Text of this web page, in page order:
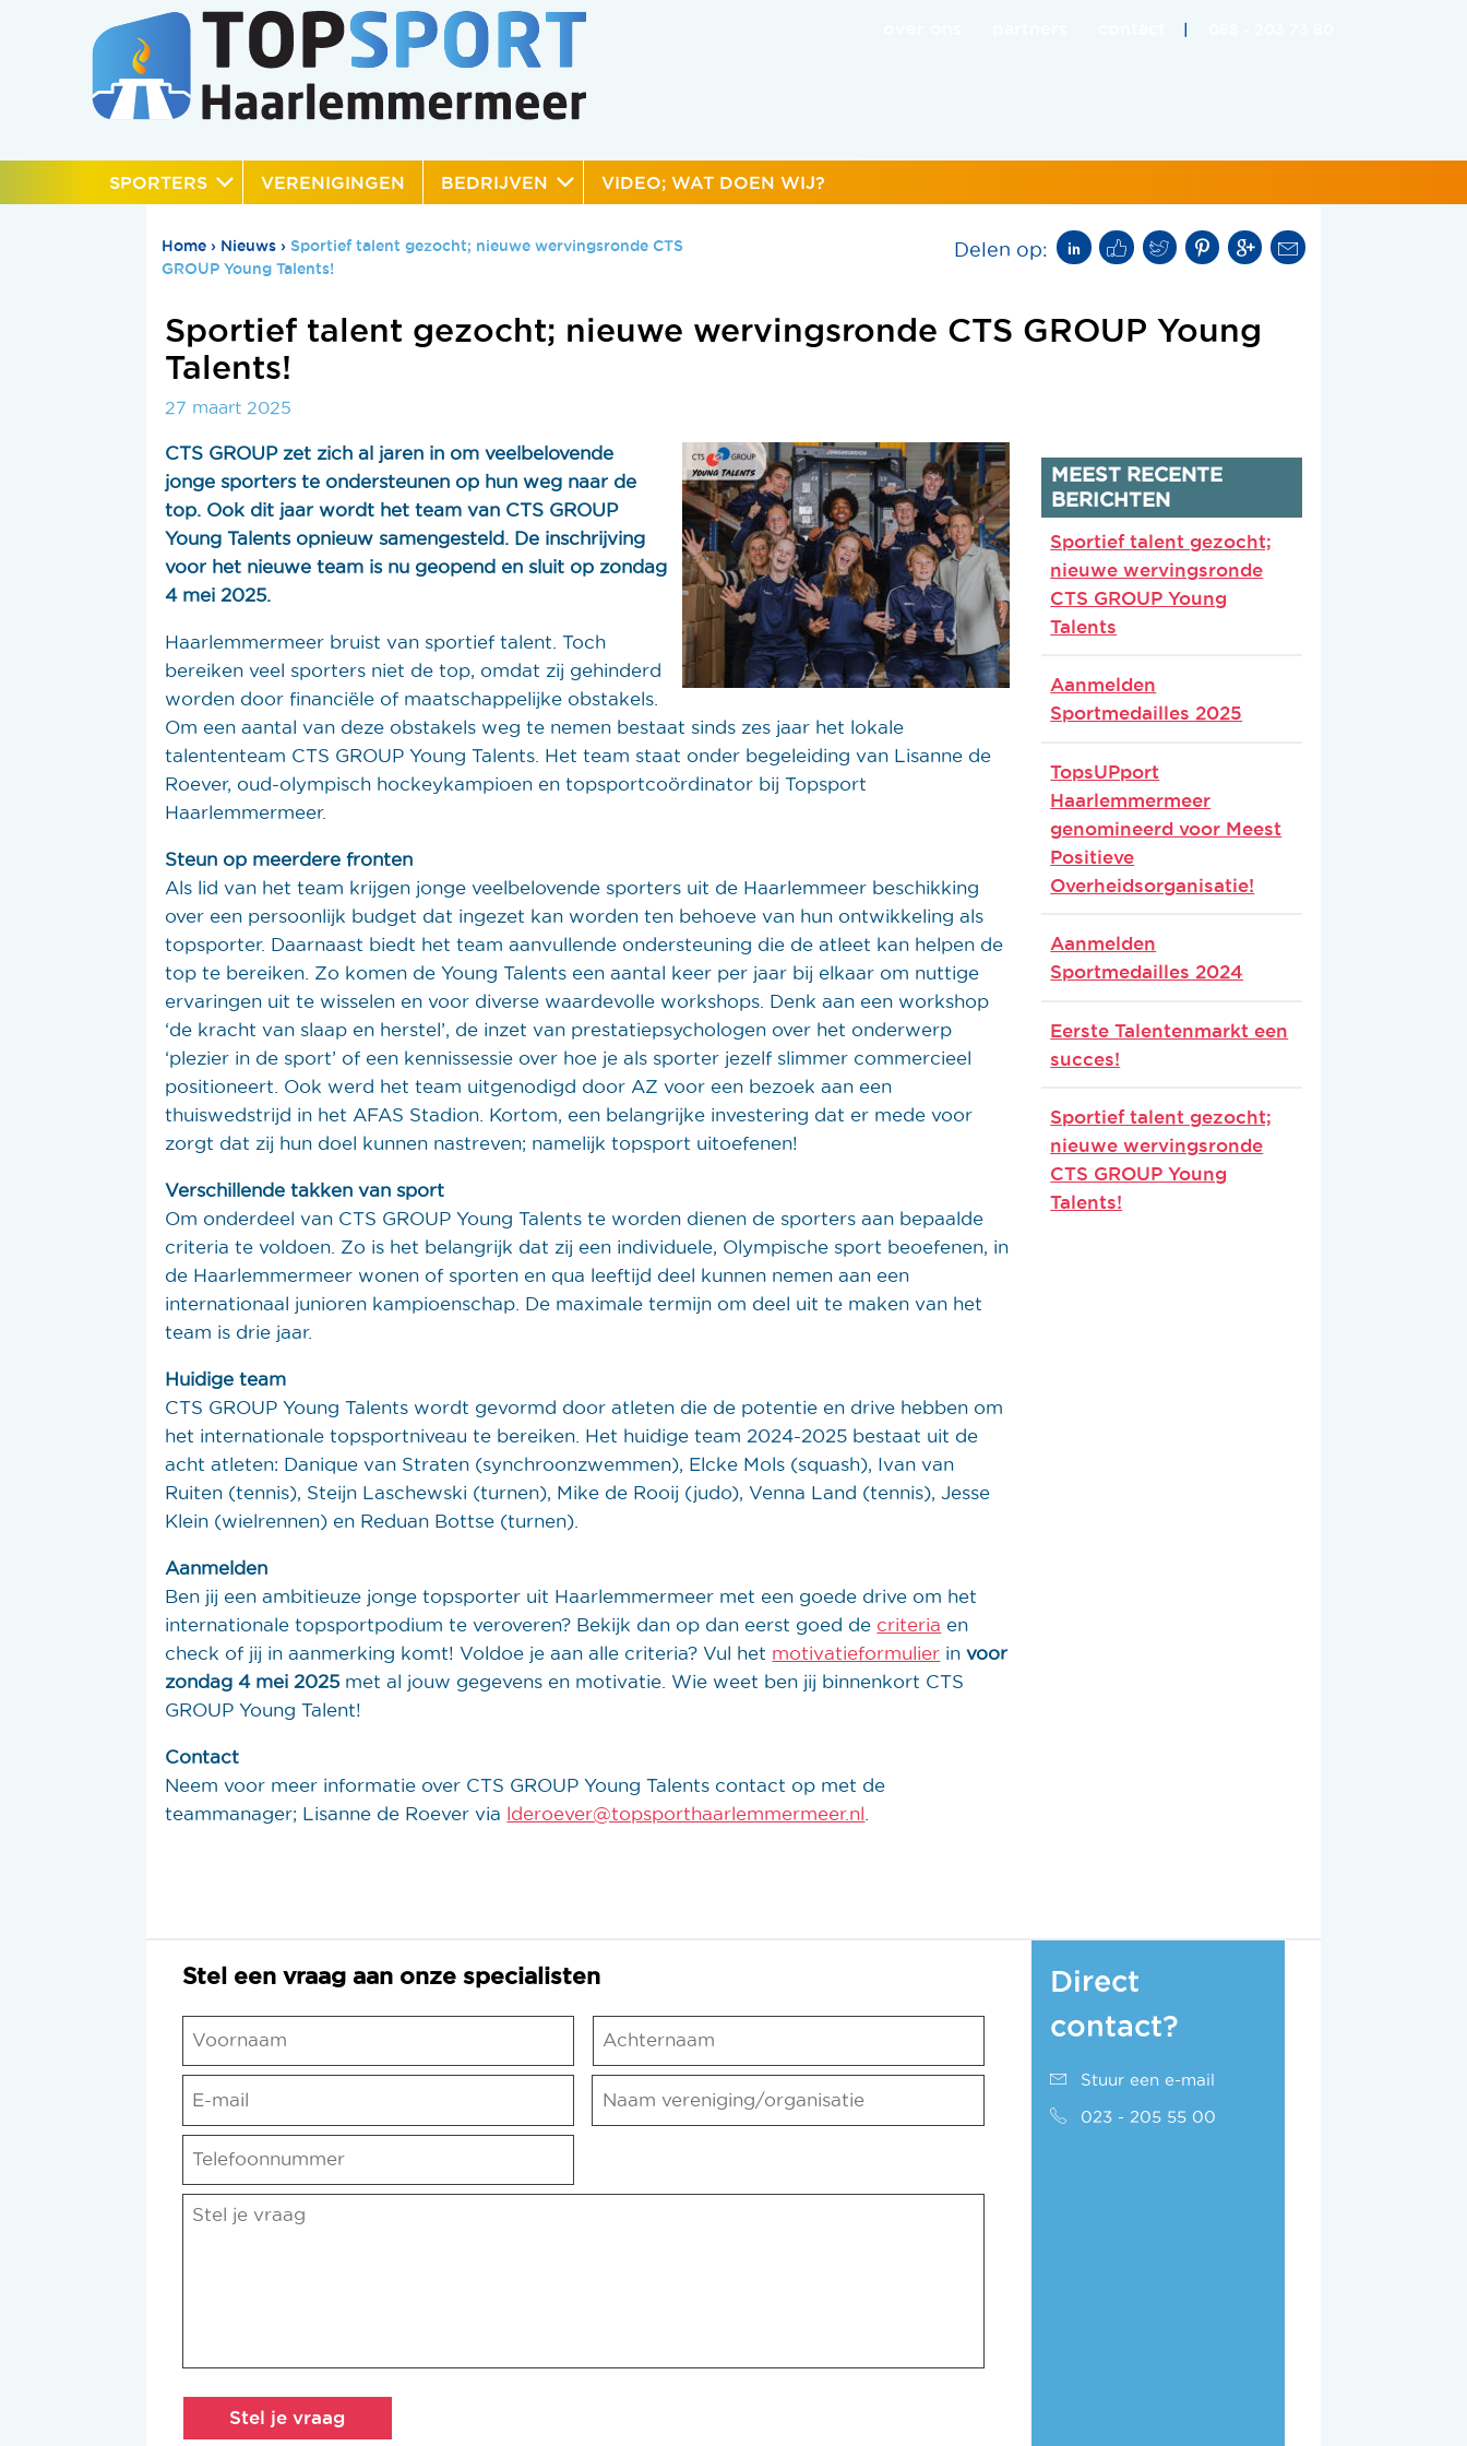
SPORTERS VERENIGINGEN BEDRIJVEN VIDEO; WAT DOEN WIJ?
Home › Nieuws › Sportief talent gezocht; nieuwe wervingsronde CTS
GROUP Young Talents!
Delen op:
Sportief talent gezocht; nieuwe wervingsronde CTS GROUP Young
Talents!
27 maart 2025
CTS GROUP zet zich al jaren in om veelbelovende
jonge sporters te ondersteunen op hun weg naar de
top. Ook dit jaar wordt het team van CTS GROUP
Young Talents opnieuw samengesteld. De inschrijving
voor het nieuwe team is nu geopend en sluit op zondag
4 mei 2025.
Haarlemmermeer bruist van sportief talent. Toch
bereiken veel sporters niet de top, omdat zij gehinderd
worden door financiële of maatschappelijke obstakels.
Om een aantal van deze obstakels weg te nemen bestaat sinds zes jaar het lokale
talententeam CTS GROUP Young Talents. Het team staat onder begeleiding van Lisanne de
Roever, oud-olympisch hockeykampioen en topsportcoördinator bij Topsport
Haarlemmermeer.
Steun op meerdere fronten
Als lid van het team krijgen jonge veelbelovende sporters uit de Haarlemmeer beschikking
over een persoonlijk budget dat ingezet kan worden ten behoeve van hun ontwikkeling als
topsporter. Daarnaast biedt het team aanvullende ondersteuning die de atleet kan helpen de
top te bereiken. Zo komen de Young Talents een aantal keer per jaar bij elkaar om nuttige
ervaringen uit te wisselen en voor diverse waardevolle workshops. Denk aan een workshop
‘de kracht van slaap en herstel’, de inzet van prestatiepsychologen over het onderwerp
‘plezier in de sport’ of een kennissessie over hoe je als sporter jezelf slimmer commercieel
positioneert. Ook werd het team uitgenodigd door AZ voor een bezoek aan een
thuiswedstrijd in het AFAS Stadion. Kortom, een belangrijke investering dat er mede voor
zorgt dat zij hun doel kunnen nastreven; namelijk topsport uitoefenen!
Verschillende takken van sport
Om onderdeel van CTS GROUP Young Talents te worden dienen de sporters aan bepaalde
criteria te voldoen. Zo is het belangrijk dat zij een individuele, Olympische sport beoefenen, in
de Haarlemmermeer wonen of sporten en qua leeftijd deel kunnen nemen aan een
internationaal junioren kampioenschap. De maximale termijn om deel uit te maken van het
team is drie jaar.
Huidige team
CTS GROUP Young Talents wordt gevormd door atleten die de potentie en drive hebben om
het internationale topsportniveau te bereiken. Het huidige team 2024-2025 bestaat uit de
acht atleten: Danique van Straten (synchroonzwemmen), Elcke Mols (squash), Ivan van
Ruiten (tennis), Steijn Laschewski (turnen), Mike de Rooij (judo), Venna Land (tennis), Jesse
Klein (wielrennen) en Reduan Bottse (turnen).
Aanmelden
Ben jij een ambitieuze jonge topsporter uit Haarlemmermeer met een goede drive om het
internationale topsportpodium te veroveren? Bekijk dan op dan eerst goed de criteria en
check of jij in aanmerking komt! Voldoe je aan alle criteria? Vul het motivatieformulier invoor
zondag 4 mei 2025 met al jouw gegevens en motivatie. Wie weet ben jij binnenkort CTS
GROUP Young Talent!
Contact
Neem voor meer informatie over CTS GROUP Young Talents contact op met de
teammanager; Lisanne de Roever via lderoever@topsporthaarlemmermeer.nl
MEEST RECENTE
BERICHTEN
Sportief talent gezocht;
nieuwe wervingsronde
CTS GROUP Young
Talents
Aanmelden
Sportmedailles 2025
TopsUPport
Haarlemmermeer
genomineerd voor Meest
Positieve
Overheidsorganisatie!
Aanmelden
Sportmedailles 2024
Eerste Talentenmarkt een
succes!
Sportief talent gezocht;
nieuwe wervingsronde
CTS GROUP Young
Talents!
Stel een vraag aan onze specialisten
Voornaam Achternaam
E-
mail *
Naam
vereniging/organisatie
Telefoonnummer
Opmerking
Direct
contact?
Stuur een e-mail
023 - 205 55 00